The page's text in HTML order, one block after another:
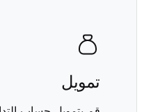
تمويل